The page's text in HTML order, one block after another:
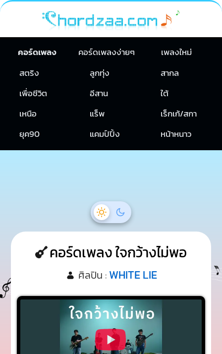
คอร์ดเพลง คอร์ดเพลงง่ายๆ
เพลงใหม่
สตริง
ลูกทุ่ง
สากล
เพื่อชีวิต
อีสาน
ใต้
เหนือ
แร็พ
เร็กเก้/สกา
ยุค90
แคมป์ปิ้ง หน้าหนาว
คอร์ดเพลง ใจกว้างไม่พอ
ศิลปิน : WHITE LIE